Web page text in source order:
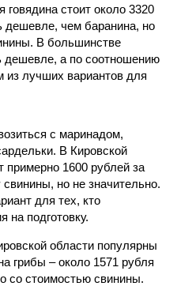
говядина стоит около 3320
дешевле, чем баранина, но
В большинстве
дешевле, а по соотношению
из лучших вариантов для
с маринадом,
В Кировской
примерно 1600 рублей за
но не значительно.
для тех, кто
на подготовку.
области популярны
грибы – около 1571 рубля
со стоимостью свинины.